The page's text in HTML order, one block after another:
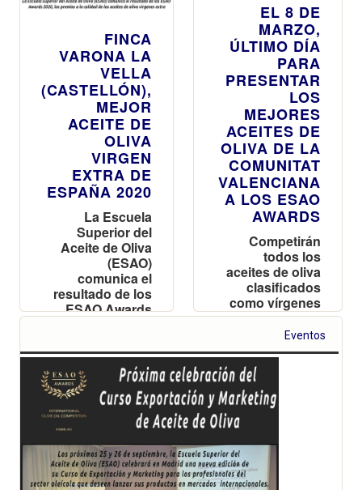
FINCA
VARONA LA
VELLA
(CASTELLÓN),
MEJOR
ACEITE DE
OLIVA
VIRGEN
EXTRA DE
ESPAÑA 2020
La Escuela
Superior del
Aceite de Oliva
(ESAO)
comunica el
resultado de los
ESAO Awards
calidad de los
aceites de oliva
vírgenes extra
EL 8 DE
MARZO,
ÚLTIMO DÍA
PARA
PRESENTAR
LOS
MEJORES
ACEITES DE
OLIVA DE LA
COMUNITAT
VALENCIANA
A LOS ESAO
AWARDS
Competirán
todos los
aceites de oliva
clasificados
como vírgenes
extra, que
hayan sido
elaborados en
la campaña
Eventos